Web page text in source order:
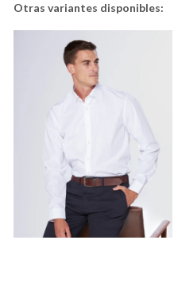
Otras variantes disponibles: